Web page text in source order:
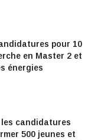
pour 10
en Master 2 et
énergies
les candidatures
500 jeunes et